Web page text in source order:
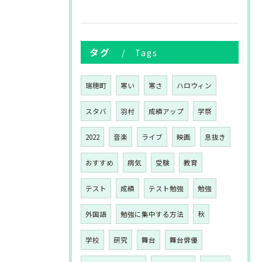
タグ Tags
瑞穂町 寒い 寒さ ハロウィン
スタバ 羽村 成績アップ 学祭
2022 音楽 ライブ 映画 息抜き
おすすめ 病気 受験 教育
テスト 成績 テスト勉強 勉強
外国語 勉強に集中する方法 秋
学校 研究 舞台 舞台俳優